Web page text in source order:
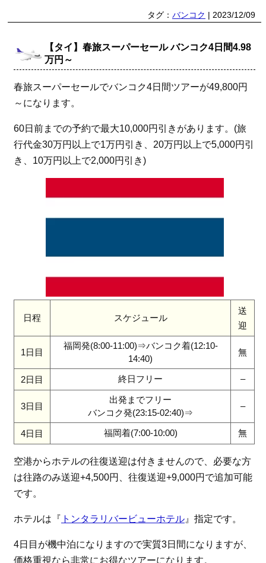
タグ： バンコク | 2023/12/09
【タイ】春旅スーパーセール バンコク4日間4.98
万円～
春旅スーパーセールでバンコク4日間ツアーが49,800円
～になります。
60日前までの予約で最大10,000円引きがあります。(旅
行代金30万円以上で1万円引き、20万円以上で5,000円引
き、10万円以上で2,000円引き)
日程 スケジュール
送
迎
1日目
福岡発(8:00-11:00)⇒バンコク着(12:10-
14:40)
無
2日目 終日フリー –
3日目
出発までフリー
バンコク発(23:15-02:40)⇒
–
4日目 福岡着(7:00-10:00) 無
空港からホテルの往復送迎は付きませんので、必要な方
は往路のみ送迎+4,500円、往復送迎+9,000円で追加可能
です。
ホテルは『 トンタラリバービューホテル 』指定です。
4日目が機中泊になりますので実質3日間になりますが、
価格重視なら非常にお得なツアーになります。